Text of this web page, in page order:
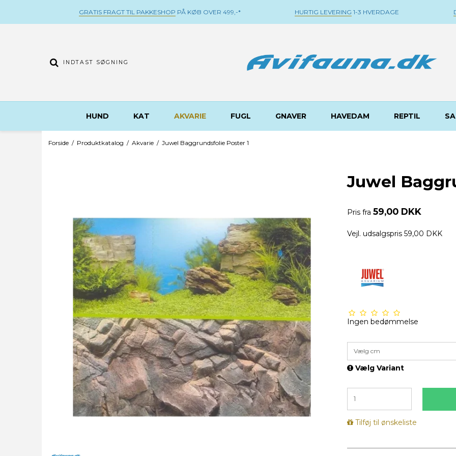
GRATIS FRAGT TIL PAKKESHOP PÅ KØB OVER 499,-* HURTIG LEVERING 1-3 HVERDAGE
HUND KAT AKVARIE FUGL GNAVER HAVEDAM REPTIL
Forside / Produktkatalog / Akvarie / Juwel Baggrundsfolie Poster 1
Juwel
Pris fra 59,00 DKK
Vejl. udsalgspris 59,00 DKK
Ingen bedømmelse
Vælg cm
Vælg Variant
Tilføj til ønskeliste